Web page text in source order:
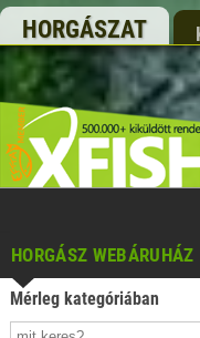
HORGÁSZAT
HORGÁSZ WEBÁRUHÁZ
Mérleg kategóriában